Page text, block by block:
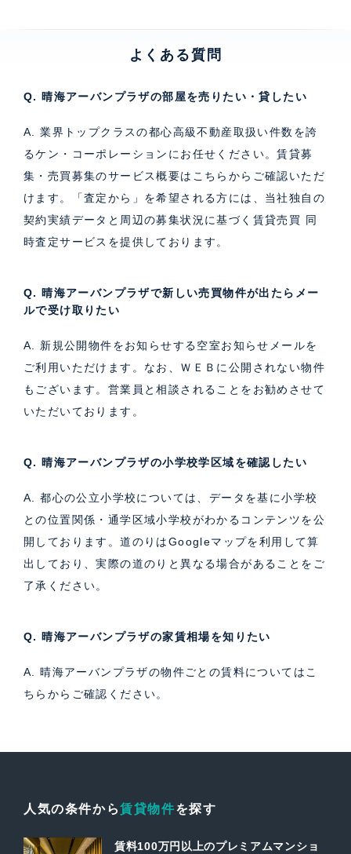
よくある質問
Q. 晴海アーバンプラザの部屋を売りたい・貸したい
A. 業界トップクラスの都心高級不動産取扱い件数を誇
るケン・コーポレーションにお任せください。賃貸募
集・売買募集のサービス概要はこちら からご確認いただ
けます。「査定から」を希望される方には、当社独自の
契約実績データと周辺の募集状況に基づく 賃貸売買 同
時査定サービス を提供しております。
Q. 晴海アーバンプラザで新しい売買物件が出たらメー
ルで受け取りたい
A. 新規公開物件をお知らせする空室お知らせメールを
ご利用いただけます。なお、ＷＥＢに公開されない物件
もございます。営業員と相談されることをお勧めさせて
いただいております。
Q. 晴海アーバンプラザの小学校学区域を確認したい
A. 都心の公立小学校については、データを基に小学校
との位置関係・通学区域小学校がわかるコンテンツを公
開しております。道のりはGoogleマップを利用して算
出しており、実際の道のりと異なる場合があることをご
了承ください。
Q. 晴海アーバンプラザの家賃相場を知りたい
A. 晴海アーバンプラザの物件ごとの賃料についてはこ
ちら からご確認ください。
人気の条件から賃貸物件を探す
賃料100万円以上のプレミアムマンショ